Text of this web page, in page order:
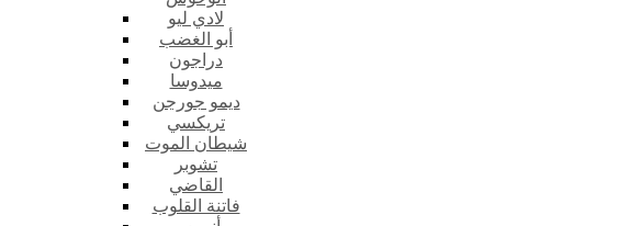
لادي ليو
أبو الغضب
دراجون
ميدوسا
ديمو جورجن
تريكسي
شيطان الموت
تشوبر
القاضي
فاتنة القلوب